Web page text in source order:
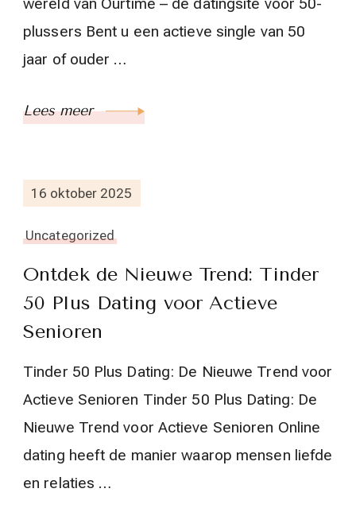
plussers Bent u een actieve single van 50
jaar of ouder …
Lees meer
16 oktober 2025
Uncategorized
Ontdek de Nieuwe Trend: Tinder
50 Plus Dating voor Actieve
Senioren
Tinder 50 Plus Dating: De Nieuwe Trend voor
Actieve Senioren Tinder 50 Plus Dating: De
Nieuwe Trend voor Actieve Senioren Online
dating heeft de manier waarop mensen liefde
en relaties …